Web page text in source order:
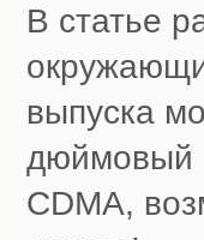
В статье
выпуска
дюймовый
CDMA,